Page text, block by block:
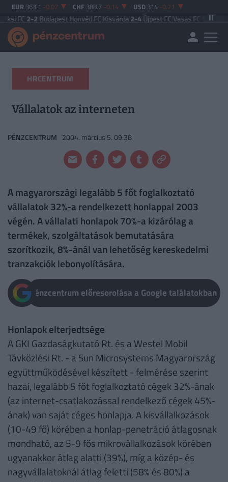
EUR 363.1 -0.07 CHF 388.7 -0.14 USD 314 -0.21
Budapest Honvéd FC|Kisvárda2-4Újpest FC|Vasas FC 5-0Zalaegerszegi
HRCENTRUM
Vállalatok az interneten
PÉNZCENTRUM 2004. március 5. 09:38
A magyarországi legalább 5 főt foglalkoztató
vállalatok 32%-a rendelkezett honlappal 2003
végén. A vállalati honlapok 70%-a kizárólag a
termékek, szolgáltatások bemutatására
szorítkozik, 8%-ánál van lehetőség kereskedelmi
tranzakciók lebonyolítására.
Pénzcentrum előresorolása a Google találatokban
Honlapok elterjedtsége
A GKI Gazdaságkutató Rt. és a Westel Mobil
Távközlési Rt. - a Sun Microsystems Magyarország
együttműködésével készített - felmérése szerint
hazai, legalább 5 főt foglalkoztató cégek 32%-ának
(az internet-csatlakozással rendelkező cégek 45%-
ának) van saját céges honlapja. A kisvállalkozások
(10-49 fő) körében a honlap-penetráció átlagosnak
mondható, az 5-9 fős mikrovállalkozások körében
ugyanakkor átlag alatti (39%), míg a közép- és
nagyvállalatoknál átlag feletti (58% és 80%) a